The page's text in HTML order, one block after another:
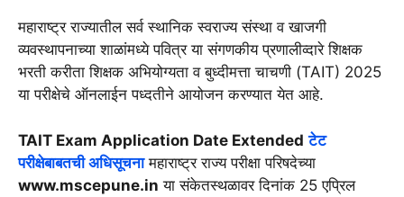
महाराष्ट्र राज्यातील सर्व स्थानिक स्वराज्य संस्था व खाजगी
व्यवस्थापनाच्या शाळांमध्ये पवित्र या संगणकीय प्रणालीव्दारे शिक्षक
भरती करीता शिक्षक अभियोग्यता व बुध्दीमत्ता चाचणी (TAIT) 2025
या परीक्षेचे ऑनलाईन पध्दतीने आयोजन करण्यात येत आहे.
TAIT Exam Application Date Extended टेट
परीक्षेबाबतची अधिसूचनामहाराष्ट्र राज्य परीक्षा परिषदेच्या
www.mscepune.in या संकेतस्थळावर दिनांक 25 एप्रिल